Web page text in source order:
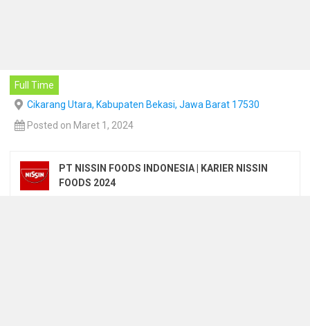
Full Time
Cikarang Utara, Kabupaten Bekasi, Jawa Barat 17530
Posted on Maret 1, 2024
PT NISSIN FOODS INDONESIA | KARIER NISSIN
FOODS 2024